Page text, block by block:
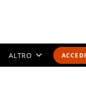
ACCEDI
ALTRO